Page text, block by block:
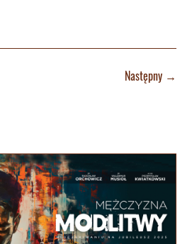
Następny→